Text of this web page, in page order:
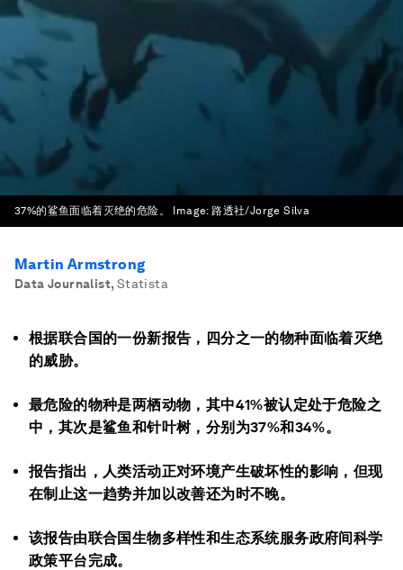
37%的鲨鱼面临着灭绝的危险。 Image:路透社/Jorge Silva
Martin Armstrong
Data Journalist, Statista
根据联合国的一份新报告，四分之一的物种面临着灭绝
的威胁。
最危险的物种是两栖动物，其中41%被认定处于危险之
中，其次是鲨鱼和针叶树，分别为37%和34%。
报告指出，人类活动正对环境产生破坏性的影响，但现
在制止这一趋势并加以改善还为时不晚。
该报告由联合国生物多样性和生态系统服务政府间科学
政策平台完成。